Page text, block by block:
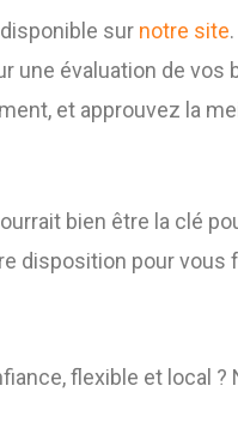
sur notre site.
une évaluation de vos
et approuvez la
bien être la clé
disposition pour vous
flexible et local